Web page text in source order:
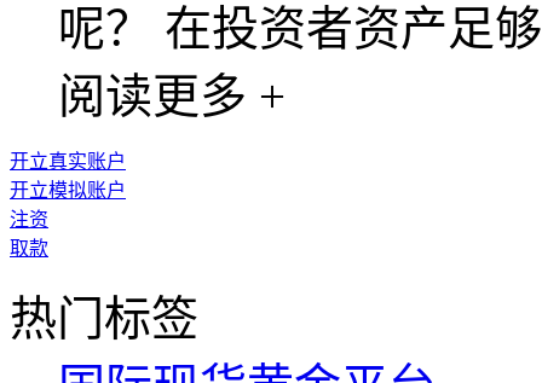
呢？ 在投资者资产足
阅读更多 +
开立真实账户
开立模拟账户
注资
取款
热门标签